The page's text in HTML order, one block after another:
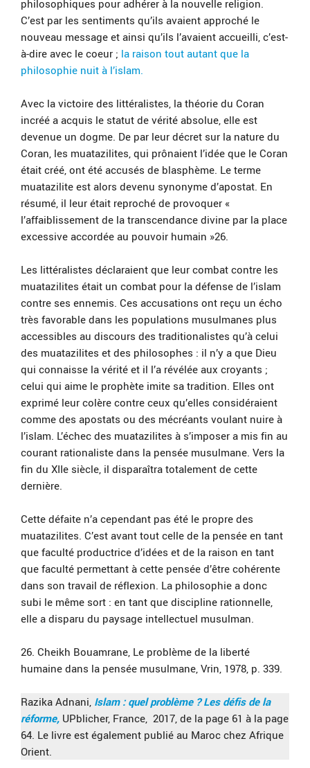
philosophiques pour adhérer à la nouvelle religion.
C’est par les sentiments qu’ils avaient approché le
nouveau message et ainsi qu’ils l’avaient accueilli, c’est-
à-dire avec le coeur ; la raison tout autant que la
philosophie nuit à l’islam.
Avec la victoire des littéralistes, la théorie du Coran
incréé a acquis le statut de vérité absolue, elle est
devenue un dogme. De par leur décret sur la nature du
Coran, les muatazilites, qui prônaient l’idée que le Coran
était créé, ont été accusés de blasphème. Le terme
muatazilite est alors devenu synonyme d’apostat. En
résumé, il leur était reproché de provoquer «
l’affaiblissement de la transcendance divine par la place
excessive accordée au pouvoir humain »26.
Les littéralistes déclaraient que leur combat contre les
muatazilites était un combat pour la défense de l’islam
contre ses ennemis. Ces accusations ont reçu un écho
très favorable dans les populations musulmanes plus
accessibles au discours des traditionalistes qu’à celui
des muatazilites et des philosophes : il n’y a que Dieu
qui connaisse la vérité et il l’a révélée aux croyants ;
celui qui aime le prophète imite sa tradition. Elles ont
exprimé leur colère contre ceux qu’elles considéraient
comme des apostats ou des mécréants voulant nuire à
l’islam. L’échec des muatazilites à s’imposer a mis fin au
courant rationaliste dans la pensée musulmane. Vers la
fin du XIIe siècle, il disparaîtra totalement de cette
dernière.
Cette défaite n’a cependant pas été le propre des
muatazilites. C’est avant tout celle de la pensée en tant
que faculté productrice d’idées et de la raison en tant
que faculté permettant à cette pensée d’être cohérente
dans son travail de réflexion. La philosophie a donc
subi le même sort : en tant que discipline rationnelle,
elle a disparu du paysage intellectuel musulman.
26. Cheikh Bouamrane, Le problème de la liberté
humaine dans la pensée musulmane, Vrin, 1978, p. 339.
Razika Adnani, Islam : quel problème ? Les défis de la
réforme, UPblicher, France, 2017, de la page 61 à la page
64. Le livre est également publié au Maroc chez Afrique
Orient.